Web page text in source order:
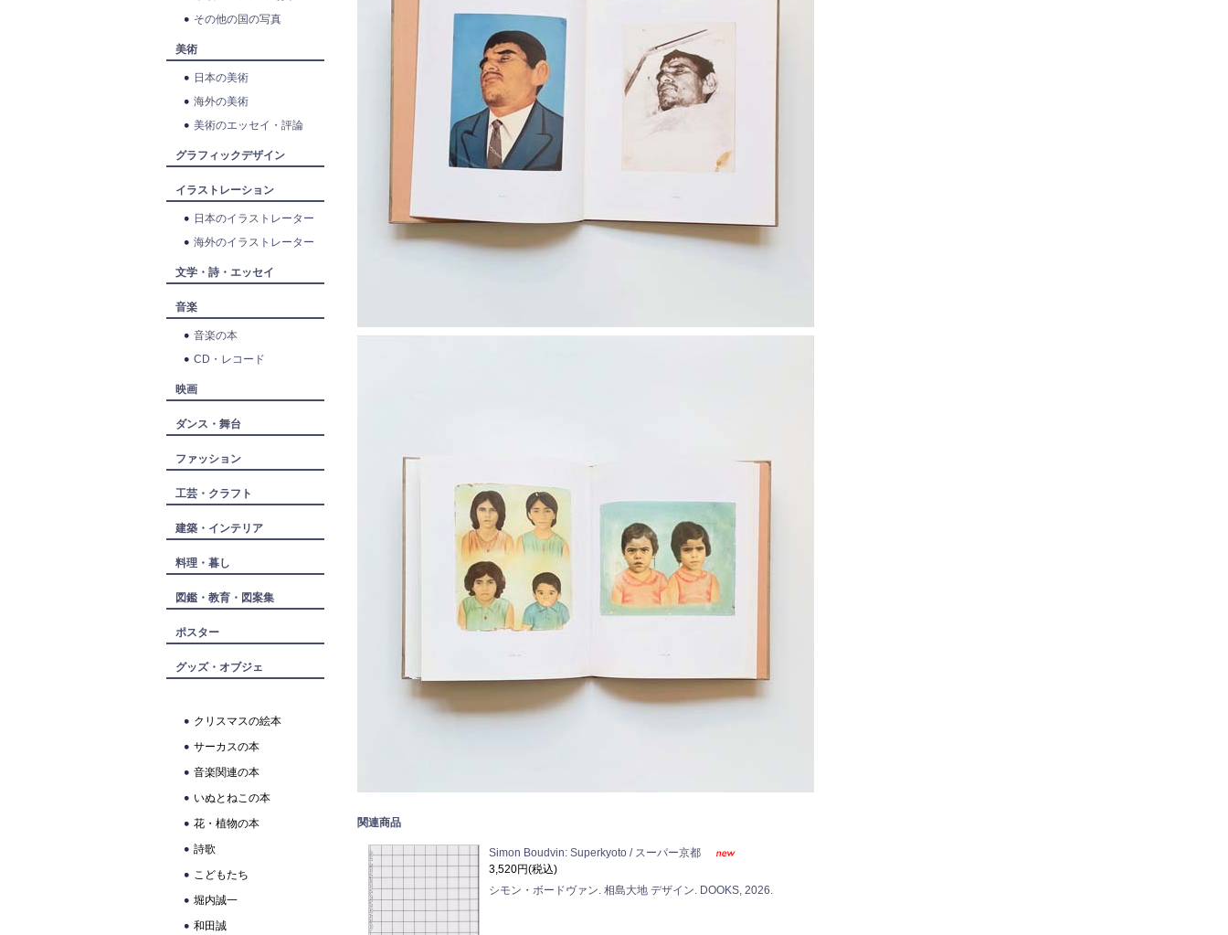
その他の国の写真
美術
日本の美術
海外の美術
美術のエッセイ・評論
グラフィックデザイン
イラストレーション
日本のイラストレーター
海外のイラストレーター
文学・詩・エッセイ
音楽
音楽の本
CD・レコード
映画
ダンス・舞台
ファッション
工芸・クラフト
建築・インテリア
料理・暮し
図鑑・教育・図案集
ポスター
グッズ・オブジェ
クリスマスの絵本
サーカスの本
音楽関連の本
いぬとねこの本
花・植物の本
詩歌
こどもたち
堀内誠一
和田誠
関連商品
Simon Boudvin: Superkyoto / スーパー京都
3,520円(税込)
シモン・ボードヴァン. 相島大地 デザイン. DOOKS, 2026.